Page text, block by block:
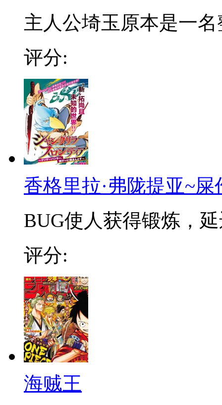
主人公埼玉原本是一名
评分:
香格里拉·弗陇提亚~
BUG使人获得锻炼，
评分:
海贼王